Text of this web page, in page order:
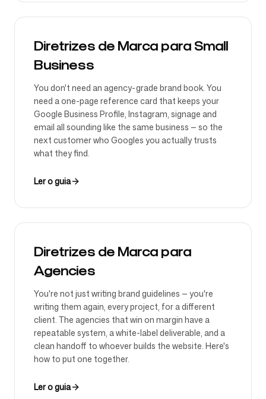
Diretrizes de Marca para Small
Business
You don't need an agency-grade brand book. You
need a one-page reference card that keeps your
Google Business Profile, Instagram, signage and
email all sounding like the same business — so the
next customer who Googles you actually trusts
what they find.
Ler o guia
Diretrizes de Marca para
Agencies
You're not just writing brand guidelines — you're
writing them again, every project, for a different
client. The agencies that win on margin have a
repeatable system, a white-label deliverable, and a
clean handoff to whoever builds the website. Here's
how to put one together.
Ler o guia